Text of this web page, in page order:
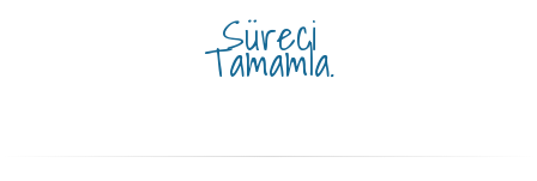
Süreci
Tamamla.